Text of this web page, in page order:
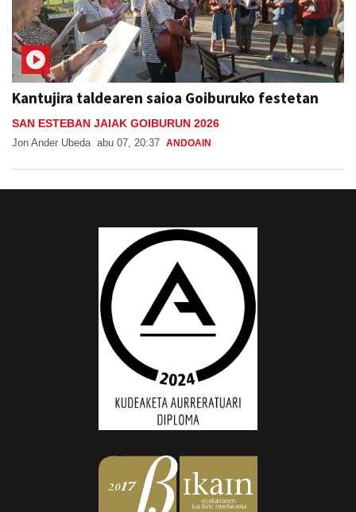
Kantujira taldearen saioa Goiburuko festetan
SAN ESTEBAN JAIAK GOIBURUN 2026
Jon Ander Ubeda abu 07, 20:37 ANDOAIN